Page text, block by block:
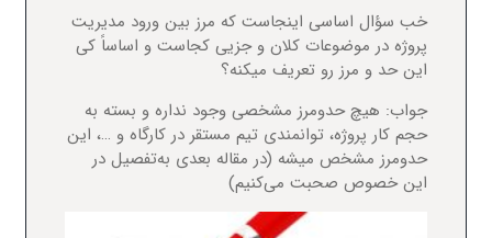
خب سؤال اساسی اینجاست که مرز بین ورود مدیریت
پروژه در موضوعات کلان و جزیی کجاست و اساساً کی
این حد و مرز رو تعریف میکنه؟
جواب: هیچ حدومرز مشخصی وجود نداره و بسته به
حجم کار پروژه، توانمندی تیم مستقر در کارگاه و …، این
حدومرز مشخص میشه (در مقاله بعدی به‌تفصیل در
این خصوص صحبت می‌کنیم)